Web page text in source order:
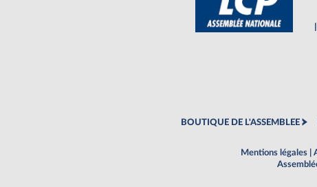
BOUTIQUE DE L'ASSEMBLEE
Mentions légales